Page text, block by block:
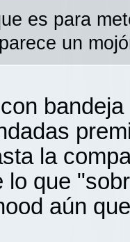
es para
un
la
lo que
aún